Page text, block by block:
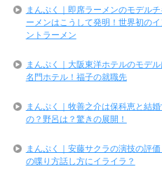
まんぷく｜即席ラーメンのモデルチ
ーメンはこうして発明！世界初のイ
ントラーメン
まんぷく｜大阪東洋ホテルのモデ
名門ホテル！福子の就職先
まんぷく｜牧善之介は保科恵と結婚
の？野呂は？驚きの展開！
まんぷく｜安藤サクラの演技の評
の喋り方話し方にイライラ？